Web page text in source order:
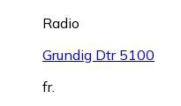
Radio
Grundig Dtr 5100
fr.